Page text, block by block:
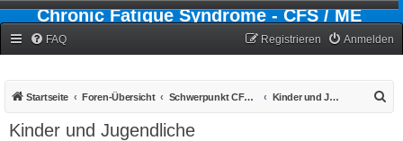
Chronic Fatigue Syndrome - CFS / ME
FAQ Anmelden
Registrieren
Startseite Foren-Übersicht Schwerpunkt CFS - Chronic-Fatigue-Syndrom Kinder und Jugendliche
Kinder und Jugendliche